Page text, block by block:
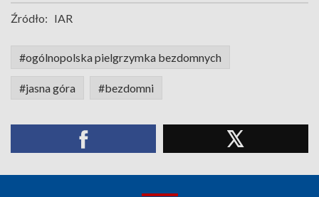
Źródło: IAR
#ogólnopolska pielgrzymka bezdomnych
#jasna góra #bezdomni